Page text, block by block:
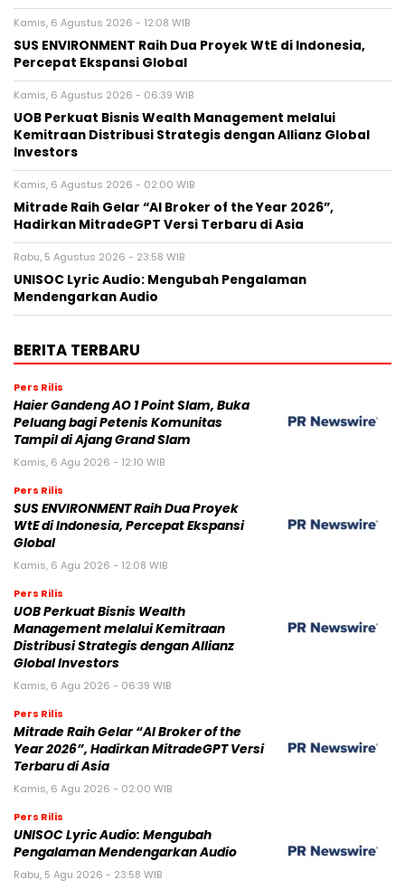
Kamis, 6 Agustus 2026 - 12:08 WIB
SUS ENVIRONMENT Raih Dua Proyek WtE di Indonesia,
Percepat Ekspansi Global
Kamis, 6 Agustus 2026 - 06:39 WIB
UOB Perkuat Bisnis Wealth Management melalui
Kemitraan Distribusi Strategis dengan Allianz Global
Investors
Kamis, 6 Agustus 2026 - 02:00 WIB
Mitrade Raih Gelar “AI Broker of the Year 2026”,
Hadirkan MitradeGPT Versi Terbaru di Asia
Rabu, 5 Agustus 2026 - 23:58 WIB
UNISOC Lyric Audio: Mengubah Pengalaman
Mendengarkan Audio
BERITA TERBARU
Pers Rilis
Haier Gandeng AO 1 Point Slam, Buka
Peluang bagi Petenis Komunitas
Tampil di Ajang Grand Slam
Kamis, 6 Agu 2026 - 12:10 WIB
Pers Rilis
SUS ENVIRONMENT Raih Dua Proyek
WtE di Indonesia, Percepat Ekspansi
Global
Kamis, 6 Agu 2026 - 12:08 WIB
Pers Rilis
UOB Perkuat Bisnis Wealth
Management melalui Kemitraan
Distribusi Strategis dengan Allianz
Global Investors
Kamis, 6 Agu 2026 - 06:39 WIB
Pers Rilis
Mitrade Raih Gelar “AI Broker of the
Year 2026”, Hadirkan MitradeGPT Versi
Terbaru di Asia
Kamis, 6 Agu 2026 - 02:00 WIB
Pers Rilis
UNISOC Lyric Audio: Mengubah
Pengalaman Mendengarkan Audio
Rabu, 5 Agu 2026 - 23:58 WIB